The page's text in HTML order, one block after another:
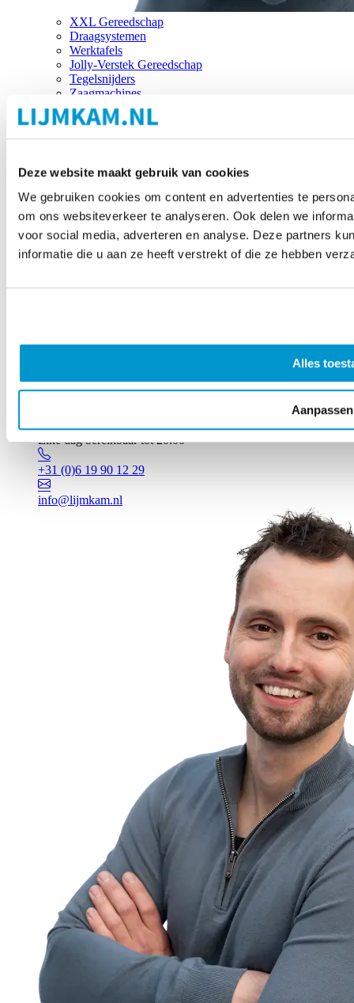
Deze website maakt gebruik van cookies
We gebruiken cookies om content en advertenties te
om ons websiteverkeer te analyseren. Ook delen we
voor social media, adverteren en analyse. Deze partners
informatie die u aan ze heeft verstrekt of die ze hebben
Alles
Aanpassen
XXL Gereedschap
Draagsystemen
Werktafels
Jolly-Verstek Gereedschap
Tegelsnijders
Zaagmachines
Merken
Elke dag bereikbaar tot 20:00
+31 (0)6 19 90 12 29
info@lijmkam.nl